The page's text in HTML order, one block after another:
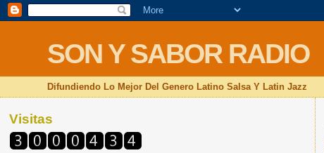
SON Y SABOR RADIO
Difundiendo Lo Mejor Del Genero Latino Salsa Y Latin Jazz
Visitas